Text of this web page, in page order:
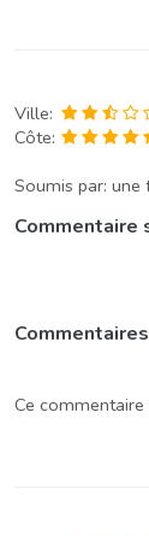
Ville:
Côte:
Soumis par: une
Commentaire
Ce